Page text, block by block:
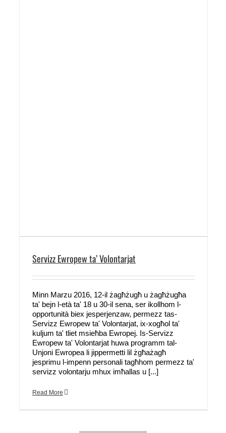
Servizz Ewropew ta’ Volontarjat
Minn Marzu 2016, 12-il żagħżugħ u żagħżugħa
ta' bejn l-età ta' 18 u 30-il sena, ser ikollhom l-
opportunità biex jesperjenzaw, permezz tas-
Servizz Ewropew ta' Volontarjat, ix-xogħol ta'
kuljum ta' tliet msieħba Ewropej. Is-Servizz
Ewropew ta' Volontarjat huwa programm tal-
Unjoni Ewropea li jippermetti lil żgħażagħ
jesprimu l-impenn personali tagħhom permezz ta'
servizz volontarju mhux imħallas u [...]
Read More